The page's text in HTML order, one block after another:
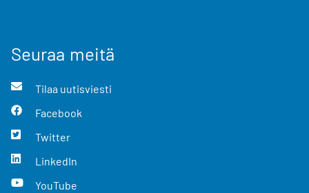
Seuraa meitä
Tilaa uutisviesti
Facebook
Twitter
LinkedIn
YouTube